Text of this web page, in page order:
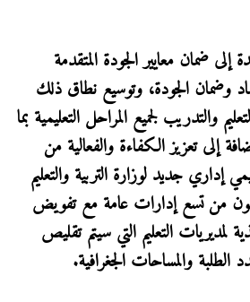
إلى ضمان معايير الجودة المتقدمة
وضمان الجودة، وتوسيع نطاق ذلك
والتدريب لجميع المراحل التعليمية بما
إلى تعزيز الكفاءة والفعالية من
جديد لوزارة التربية والتعليم
مكون من تسع إدارات عامة مع تفويض
لمديريات التعليم التي سيتم تقليص
والمساحات الجغرافية.